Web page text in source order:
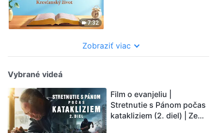
7:32
Zobraziť viac
Vybrané videá
Film o evanjeliu |
Stretnutie s Pánom počas
katakliziem (2. diel) | Zem